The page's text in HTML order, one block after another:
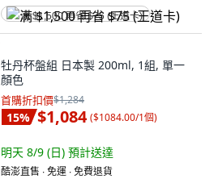
满 $1,500 再省 $75 (王道卡)
牡丹杯盤組 日本製 200ml, 1組, 單一
顏色
首購折扣價$1,284
15% $1,084 ($1084.00/1個)
明天 8/9 (日) 預計送達
酷澎直售 ∙ 免運 ∙ 免費退貨